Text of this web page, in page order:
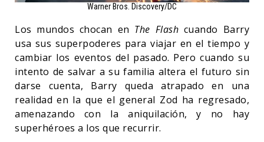
Warner Bros. Discovery/DC
Los mundos chocan en The Flash cuando Barry
usa sus superpoderes para viajar en el tiempo y
cambiar los eventos del pasado. Pero cuando su
intento de salvar a su familia altera el futuro sin
darse cuenta, Barry queda atrapado en una
realidad en la que el general Zod ha regresado,
amenazando con la aniquilación, y no hay
superhéroes a los que recurrir.